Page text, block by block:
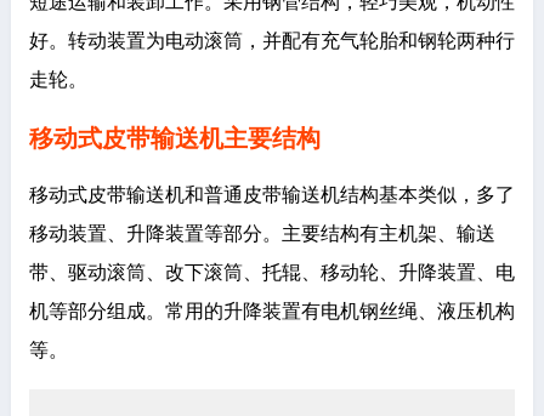
好。转动装置为电动滚筒，并配有充气轮胎和钢轮两种行
走轮。
移动式皮带输送机主要结构
移动式皮带输送机和普通皮带输送机结构基本类似，多了
移动装置、升降装置等部分。主要结构有主机架、输送
带、驱动滚筒、改下滚筒、托辊、移动轮、升降装置、电
机等部分组成。常用的升降装置有电机钢丝绳、液压机构
等。